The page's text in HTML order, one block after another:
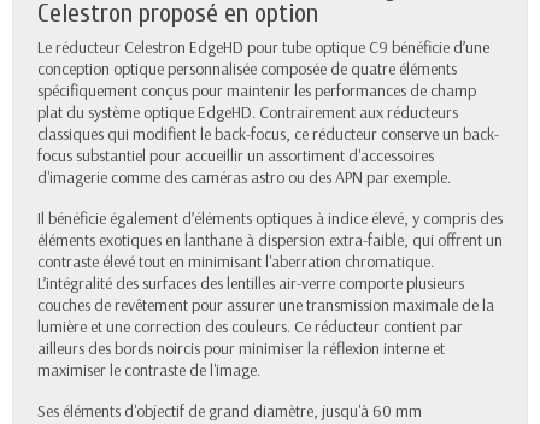
Celestron proposé en option
Le réducteur Celestron EdgeHD pour tube optique C9 bénéficie d’une
conception optique personnalisée composée de quatre éléments
spécifiquement conçus pour maintenir les performances de champ
plat du système optique EdgeHD. Contrairement aux réducteurs
classiques qui modifient le back-focus, ce réducteur conserve un back-
focus substantiel pour accueillir un assortiment d'accessoires
d'imagerie comme des caméras astro ou des APN par exemple.
Il bénéficie également d’éléments optiques à indice élevé, y compris des
éléments exotiques en lanthane à dispersion extra-faible, qui offrent un
contraste élevé tout en minimisant l'aberration chromatique.
L’intégralité des surfaces des lentilles air-verre comporte plusieurs
couches de revêtement pour assurer une transmission maximale de la
lumière et une correction des couleurs. Ce réducteur contient par
ailleurs des bords noircis pour minimiser la réflexion interne et
maximiser le contraste de l'image.
Ses éléments d'objectif de grand diamètre, jusqu'à 60 mm